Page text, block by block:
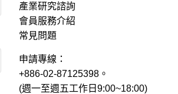
產業研究諮詢
會員服務介紹
常見問題
申請專線：
+886-02-87125398。
(週一至週五工作日9:00~18:00)